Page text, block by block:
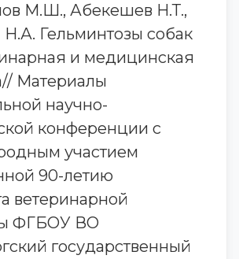
М.Ш., Абекешев Н.Т.,
Гельминтозы собак
и медицинская
Материалы
научно-
конференции с
участием
90-летию
ветеринарной
ФГБОУ ВО
государственный